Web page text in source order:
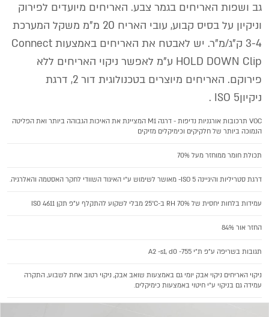
גב ושפות האריחים בגמר צבע. האריחים מיועדים לפירוק
וניקיון על בסיס קבוע, עובי האריח 20 מ"מ משקל המערכת
3-4 ק"ג/מ"ר. יש לאבטח את האריחים באמצעות Connect
HOLD DOWN Clip ע"מ לאפשר ניקוי האריחים ללא
פירוקם. האריחים מיוצרים בטכנולוגית דור 2, דרגת
ניקיוןISO 5 .
VOC תרכובות אורגניות נדיפות - דרגה M1 המציינת את האיכות הגבוהה ביותר ואת הפליטה
הנמוכה ביותר של חלקיקים וכימיקלים מזיקים
תכולת חומר ממוחזר מעל 70%
דרגת סטריליות והיגיינה ISO 5- מאושר לשימוש ע"י האיגוד השוודי לחקר האסטמה והאלרגיה.
עמידות בלחות יחסית של 70% RH ב-25°C מבלי לשקוע להתקלף ע"פ תקן 4611 IS0
החזר אור 84%
תגובות בשריפה ע"פ ת"י 755- A2 -s1, d0
ניקוי האריחים ניקוי אבק יומי גם באמצעות שואב אבק, ניקוי רטוב אחת לשבוע, התקרה
עמידה גם בניקוי ע"י חיטוי באמצעות כימיקלים.